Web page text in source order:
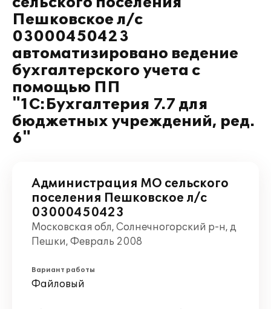
Пешковское л/с
03000450423
автоматизировано ведение
бухгалтерского учета с
помощью ПП
"1С:Бухгалтерия 7.7 для
бюджетных учреждений, ред.
6"
Администрация МО сельского
поселения Пешковское л/с
03000450423
Московская обл, Солнечногорский р-н, д
Пешки, Февраль 2008
Вариант работы
Файловый